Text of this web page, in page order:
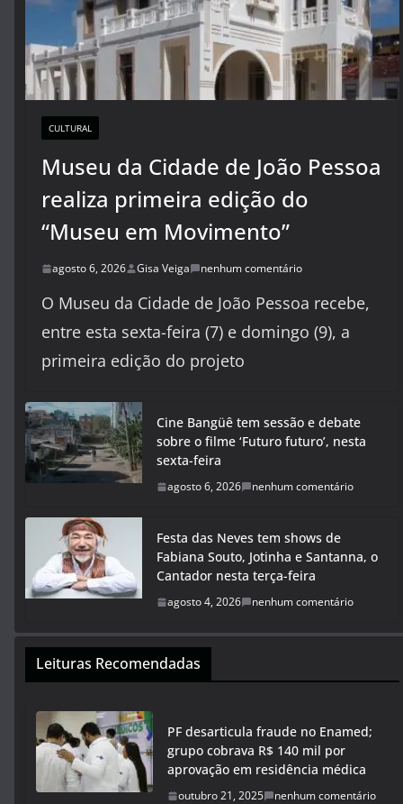
CULTURAL
Museu da Cidade de João Pessoa
realiza primeira edição do
“Museu em Movimento”
agosto 6, 2026 Gisa Veiga nenhum comentário
O Museu da Cidade de João Pessoa recebe,
entre esta sexta-feira (7) e domingo (9), a
primeira edição do projeto
Cine Bangüê tem sessão e debate
sobre o filme ‘Futuro futuro’, nesta
sexta-feira
agosto 6, 2026 nenhum comentário
Festa das Neves tem shows de
Fabiana Souto, Jotinha e Santanna, o
Cantador nesta terça-feira
agosto 4, 2026 nenhum comentário
Leituras Recomendadas
PF desarticula fraude no Enamed;
grupo cobrava R$ 140 mil por
aprovação em residência médica
outubro 21, 2025 nenhum comentário